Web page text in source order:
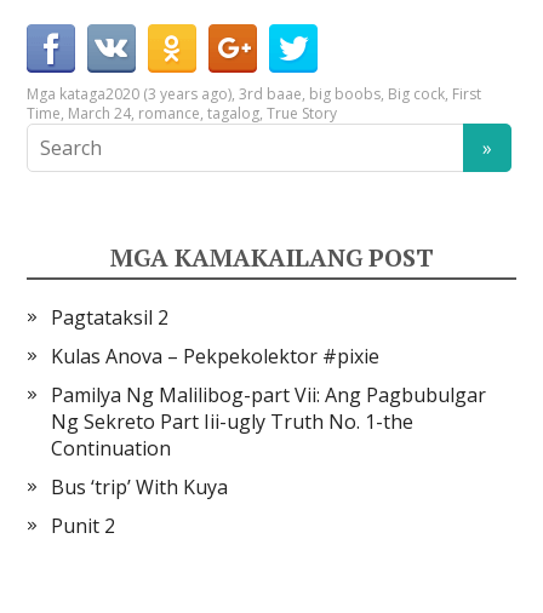
Mga kataga2020 (3 years ago),3rd baae, big boobs, Big cock, First
Time, March 24, romance,tagalog,True Story
MGA KAMAKAILANG POST
Pagtataksil 2
Kulas Anova – Pekpekolektor #pixie
Pamilya Ng Malilibog-part Vii: Ang Pagbubulgar
Ng Sekreto Part Iii-ugly Truth No. 1-the
Continuation
Bus ‘trip’ With Kuya
Punit 2